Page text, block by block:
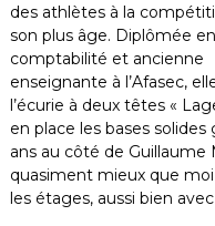
des athlètes à la
son plus âge. Diplômée en
comptabilité et ancienne
enseignante à l’Afasec,
l’écurie à deux têtes «
en place les bases
ans au côté de Guillaume
quasiment mieux que
les étages, aussi bien